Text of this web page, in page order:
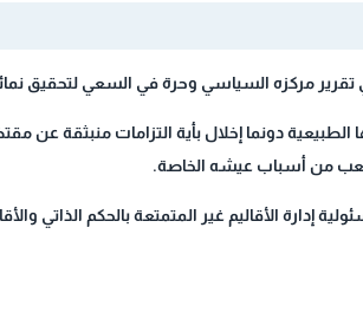
دونما إخلال بأية التزامات منبثقة عن
شعب من أسباب عيشه الخاصة.
إدارة الأقاليم غير المتمتعة بالحكم الذاتي